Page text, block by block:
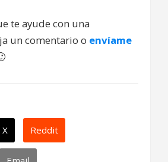
te ayude con una
un comentario o envíame
X Reddit